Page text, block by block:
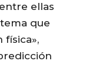
ellas
que